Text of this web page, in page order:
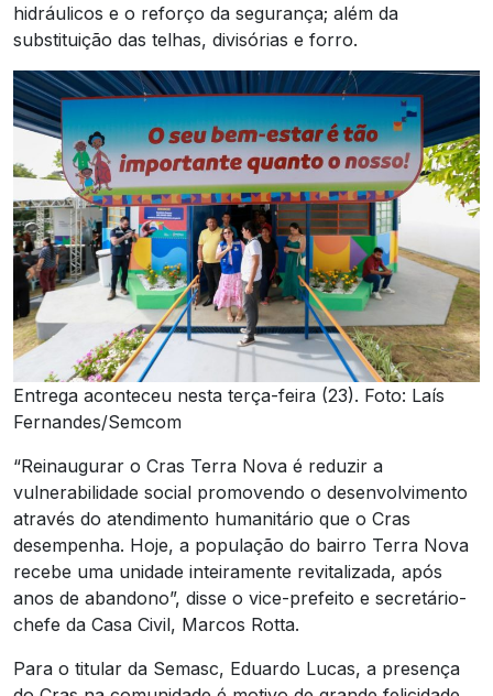
hidráulicos e o reforço da segurança; além da
substituição das telhas, divisórias e forro.
Entrega aconteceu nesta terça-feira (23). Foto: Laís
Fernandes/Semcom
“Reinaugurar o Cras Terra Nova é reduzir a
vulnerabilidade social promovendo o desenvolvimento
através do atendimento humanitário que o Cras
desempenha. Hoje, a população do bairro Terra Nova
recebe uma unidade inteiramente revitalizada, após
anos de abandono”, disse o vice-prefeito e secretário-
chefe da Casa Civil, Marcos Rotta.
Para o titular da Semasc, Eduardo Lucas, a presença